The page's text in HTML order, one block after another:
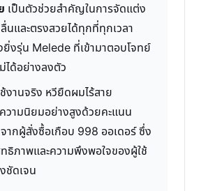
เป็นตัวช่วยสำคัญในการจัดแต่ง
นและตรงสวยได้ทุกที่ทุกเวลา
ยิ่งรุ่น Melede ที่เข้ามาตอบโจทย์
ได้อย่างลงตัว
งานจริง หวียืดผมไร้สาย
วามนิยมอย่างสูงด้วยคะแนน
ากผู้สั่งซื้อเกือบ 998 ออเดอร์ ซึ่ง
ธิภาพและความพึงพอใจของผู้ใช้
ชัดเจน